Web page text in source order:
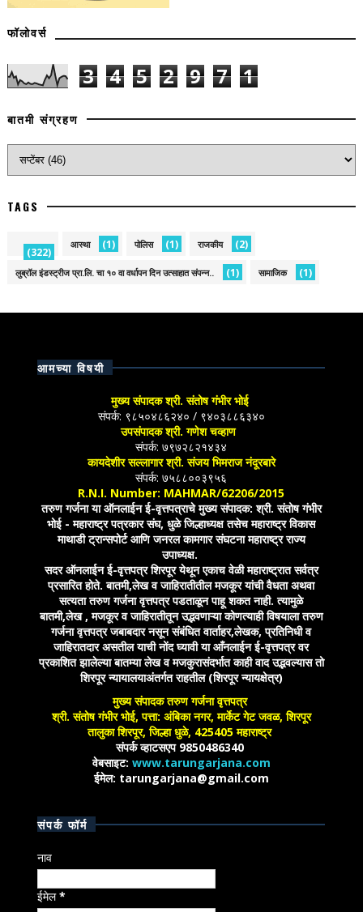
फॉलोवर्स
3 4 5 2 9 7 1
बातमी संग्रहण
TAGS
(322)
आस्था (1) पोलिस (1) राजकीय (2)
लुब्रॉल इंडस्ट्रीज प्रा.लि. चा १० वा वर्धापन दिन उत्साहात संपन्न.. (1) सामाजिक (1)
आमच्या विषयी
मुख्य संपादक श्री. संतोष गंभीर भोई
संपर्क: ९८५०४८६२४० / ९४०३८८६३४०
उपसंपादक श्री. गणेश चव्हाण
संपर्क: ७९७२८२१४३४
कायदेशीर सल्लागार श्री. संजय भिमराज नंदूरबारे
संपर्क: ७५८८००३९५६
R.N.I. Number: MAHMAR/62206/2015
तरुण गर्जना या ऑनलाईन ई-वृत्तपत्राचे मुख्य संपादक: श्री. संतोष गंभीर
भोई - महाराष्ट्र पत्रकार संघ, धुळे जिल्हाध्यक्ष तसेच महाराष्ट्र विकास
माथाडी ट्रान्सपोर्ट आणि जनरल कामगार संघटना महाराष्ट्र राज्य
उपाध्यक्ष.
सदर ऑनलाईन ई-वृत्तपत्र शिरपूर येथून एकाच वेळी महाराष्ट्रात सर्वत्र
प्रसारित होते. बातमी,लेख व जाहिरातीतील मजकूर यांची वैधता अथवा
सत्यता तरुण गर्जना वृत्तपत्र पडताळून पाहू शकत नाही. त्यामुळे
बातमी,लेख , मजकूर व जाहिरातीतून उद्भवणाऱ्या कोणत्याही विषयाला तरुण
गर्जना वृत्तपत्र जबाबदार नसून संबंधित वार्ताहर,लेखक, प्रतिनिधी व
जाहिरातदार असतील याची नोंद घ्यावी या आँनलाईन ई-वृत्तपत्र वर
प्रकाशित झालेल्या बातम्या लेख व मजकुरासंदर्भात काही वाद उद्भवल्यास तो
शिरपूर न्यायालयाअंतर्गत राहतील (शिरपूर न्यायक्षेत्र)
मुख्य संपादक तरुण गर्जना वृत्तपत्र
श्री. संतोष गंभीर भोई, पत्ता: अंबिका नगर, मार्केट गेट जवळ, शिरपूर
तालुका शिरपूर, जिल्हा धुळे, 425405 महाराष्ट्र
संपर्क व्हाटसएप 9850486340
वेबसाइट: www.tarungarjana.com
ईमेल: tarungarjana@gmail.com
संपर्क फॉर्म
नाव
ईमेल*